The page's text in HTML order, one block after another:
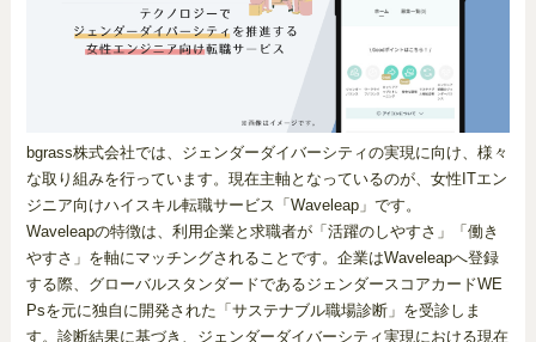
bgrass株式会社では、ジェンダーダイバーシティの実現に向け、様々
な取り組みを行っています。現在主軸となっているのが、女性ITエン
ジニア向けハイスキル転職サービス「Waveleap」です。
Waveleapの特徴は、利用企業と求職者が「活躍のしやすさ」「働き
やすさ」を軸にマッチングされることです。企業はWaveleapへ登録
する際、グローバルスタンダードであるジェンダースコアカードWE
Psを元に独自に開発された「サステナブル職場診断」を受診しま
す。診断結果に基づき、ジェンダーダイバーシティ実現における現在